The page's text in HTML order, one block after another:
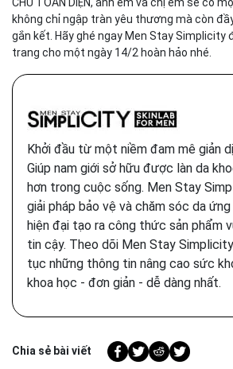
không chỉ ngập tràn yêu thương mà còn
gắn kết. Hãy ghé ngay Men Stay Simplicity
trang cho một ngày 14/2 hoàn hảo nhé.
Khởi đầu từ một niềm đam mê giản
Giúp nam giới sở hữu được làn da
hơn trong cuộc sống. Men Stay
giải pháp bảo vệ và chăm sóc da
hiện đại tạo ra công thức sản phẩm
tin cậy. Theo dõi Men Stay
tục những thông tin nâng cao sức
khoa học - đơn giản - dễ dàng nhất.
Chia sẻ bài viết